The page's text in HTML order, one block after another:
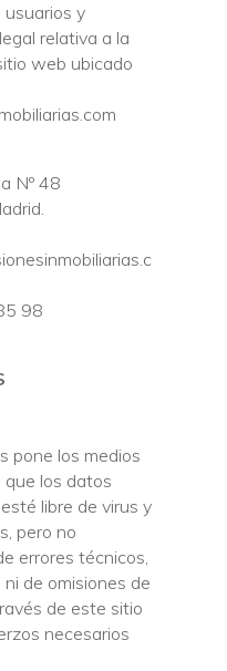
usuarios y
relativa a la
web ubicado
Nº 48
98
pone los medios
los datos
libre de virus y
pero no
errores técnicos,
de omisiones de
de este sitio
necesarios